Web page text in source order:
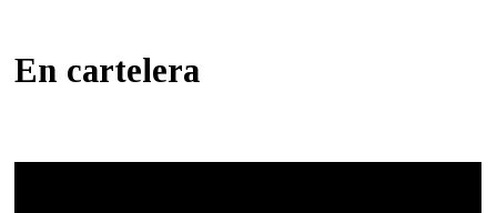
En cartelera